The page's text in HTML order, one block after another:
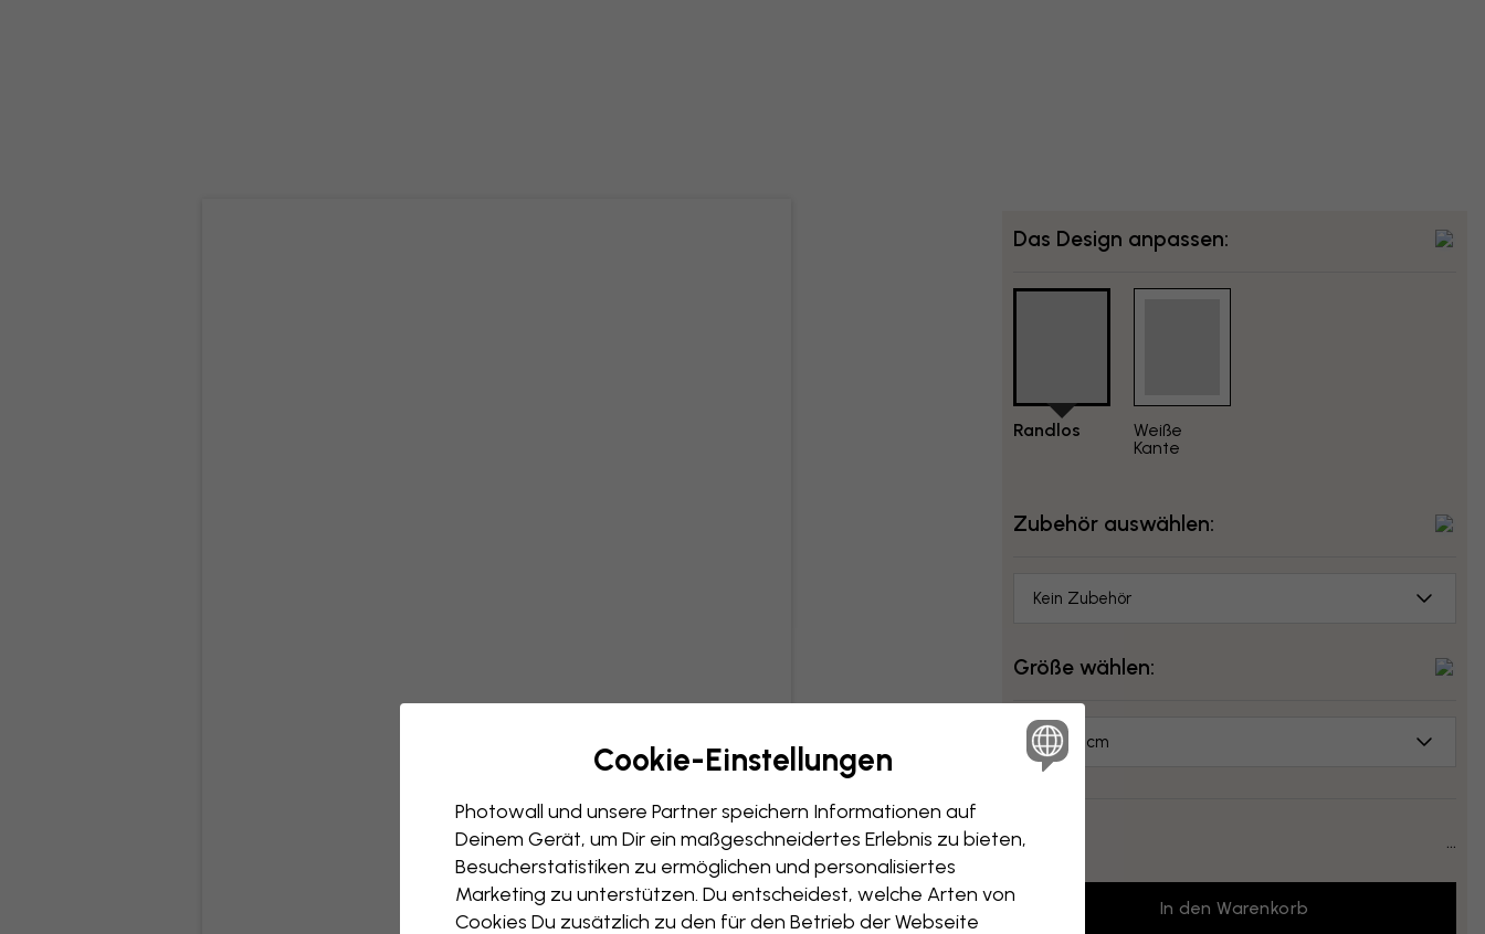
Das Design anpassen:
Randlos
Weiße
Kante
Zubehör auswählen:
Kein Zubehör
Größe wählen:
50x70 cm
Preis: ...
In den Warenkorb
Cookie-Einstellungen
Photowall und unsere Partner speichern Informationen auf
Deinem Gerät, um Dir ein maßgeschneidertes Erlebnis zu bieten,
Besucherstatistiken zu ermöglichen und personalisiertes
Marketing zu unterstützen. Du entscheidest, welche Arten von
Cookies Du zusätzlich zu den für den Betrieb der Webseite